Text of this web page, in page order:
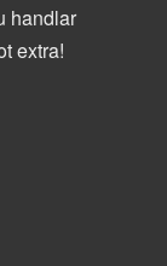
handlar
extra!